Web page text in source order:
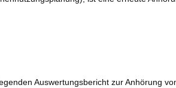
Auswertungsbericht zur Anhörung